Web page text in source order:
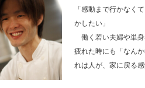
「感動まで行かなく
かしたい」
働く若い夫婦や単身
疲れた時にも「なん
れは人が、家に戻る